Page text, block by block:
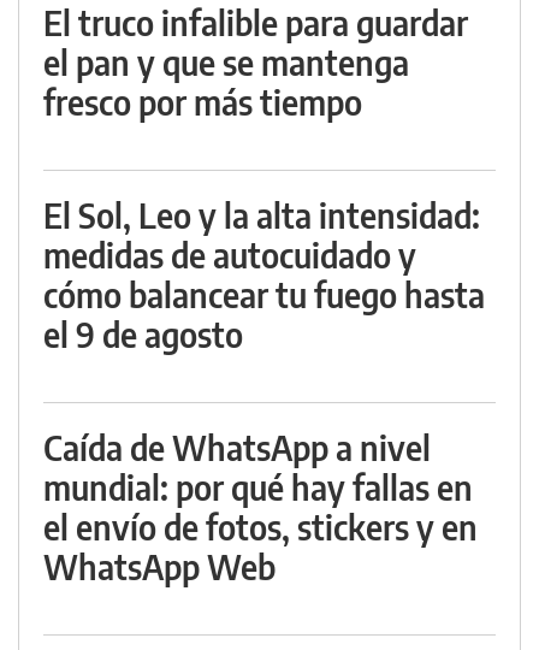
El truco infalible para guardar
el pan y que se mantenga
fresco por más tiempo
El Sol, Leo y la alta intensidad:
medidas de autocuidado y
cómo balancear tu fuego hasta
el 9 de agosto
Caída de WhatsApp a nivel
mundial: por qué hay fallas en
el envío de fotos, stickers y en
WhatsApp Web